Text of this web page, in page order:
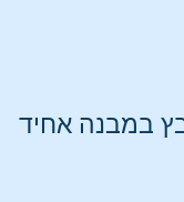
במבנה אחיד